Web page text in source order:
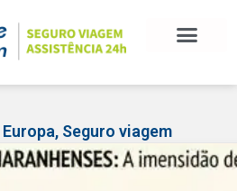
Europa, Seguro viagem